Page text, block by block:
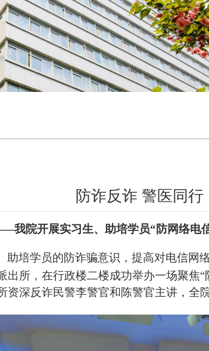
防诈反诈 警医同行
我院开展实习生、助培学员“防网络电
助培学员的防诈骗意识，提高对电信网
出所，在行政楼二楼成功举办一场聚焦“
资深反诈民警李警官和陈警官主讲，全